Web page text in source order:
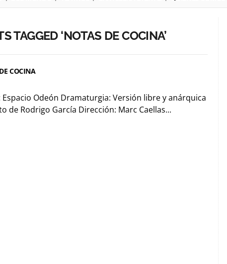
TAGGED ‘NOTAS DE COCINA’
COCINA
Espacio Odeón Dramaturgia: Versión libre y anárquica
de Rodrigo García Dirección: Marc Caellas...